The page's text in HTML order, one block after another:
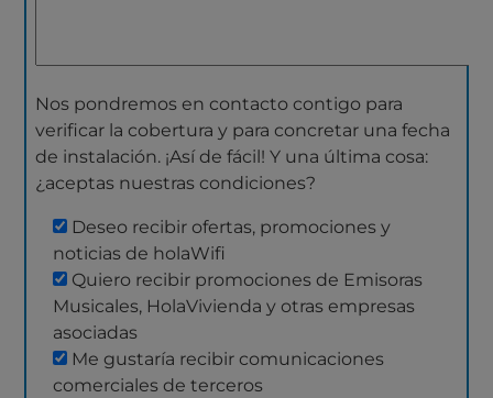
Nos pondremos en contacto contigo para
verificar la cobertura y para concretar una fecha
de instalación. ¡Así de fácil! Y una última cosa:
¿aceptas nuestras condiciones?
Deseo recibir ofertas, promociones y
noticias de holaWifi
Quiero recibir promociones de Emisoras
Musicales, HolaVivienda y otras empresas
asociadas
Me gustaría recibir comunicaciones
comerciales de terceros